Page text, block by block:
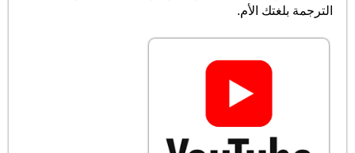
الترجمة بلغتك الأم.